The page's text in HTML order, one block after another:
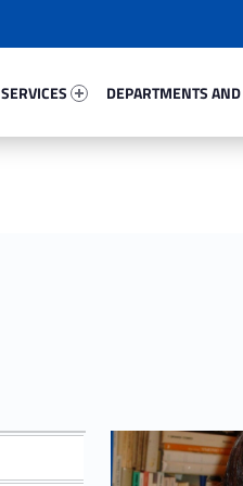
SERVICES
DEPARTMENTS